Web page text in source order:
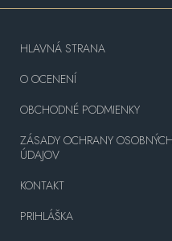
HLAVNÁ STRANA
O OCENENÍ
OBCHODNÉ PODMIENKY
ZÁSADY OCHRANY OSOBNÝCH
ÚDAJOV
KONTAKT
PRIHLÁŠKA